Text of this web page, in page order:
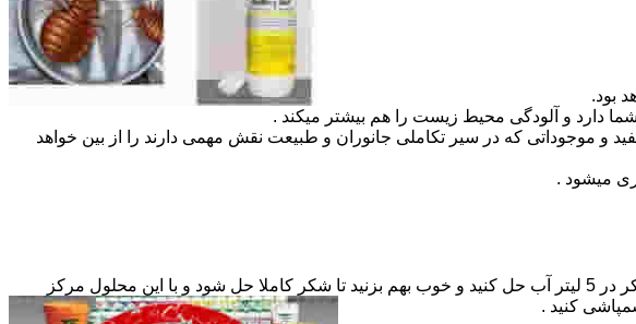
بود.
دارد و آلودگی محیط زیست را هم بیشتر میکند .
و موجوداتی که در سیر تکاملی جانوران و طبیعت نقش مهمی دارند را از بین خواهد
میشود .
مگس : در آلودگی های ضعیف یک پیمانه و در آلودگی های شدید 2 پیمانه 15 گرمی فایکم را همراه با 50 تا 100 گرم شکر در 5 لیتر آب حل کنید و خوب بهم بزنید تا شکر کاملا حل شود و با این محلول مرکز
کنید .